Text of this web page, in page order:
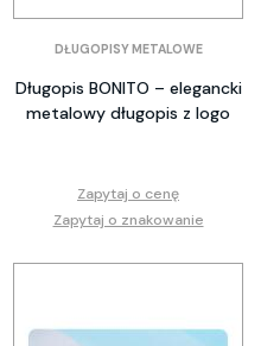
DŁUGOPISY METALOWE
Długopis BONITO – elegancki
metalowy długopis z logo
Zapytaj o cenę
Zapytaj o znakowanie